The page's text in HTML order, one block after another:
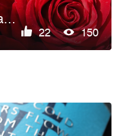
Ресторан «Нико и Марго»
22 150